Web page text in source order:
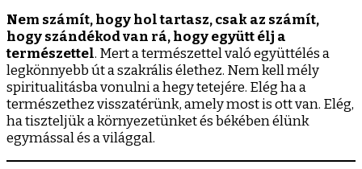
Nem számít, hogy hol tartasz, csak az számít,
hogy szándékod van rá, hogy együtt élj a
természettel. Mert a természettel való együttélés a
legkönnyebb út a szakrális élethez. Nem kell mély
spiritualitásba vonulni a hegy tetejére. Elég ha a
természethez visszatérünk, amely most is ott van. Elég,
ha tiszteljük a környezetünket és békében élünk
egymással és a világgal.